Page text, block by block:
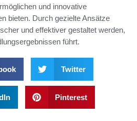
und innovative
bieten. Durch gezielte Ansätze
und effektiver gestaltet werden,
führt.
Twitter
Pinterest